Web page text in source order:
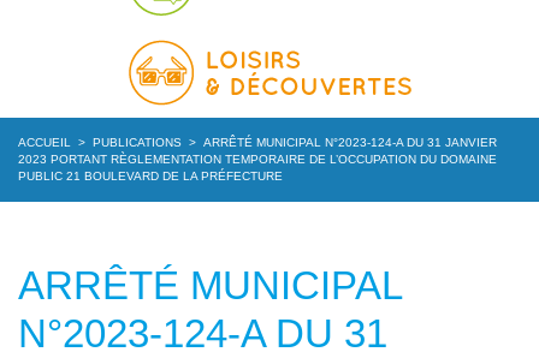
ACCUEIL > PUBLICATIONS > ARRÊTÉ MUNICIPAL N°2023-124-A DU 31 JANVIER
2023 PORTANT RÈGLEMENTATION TEMPORAIRE DE L’OCCUPATION DU DOMAINE
PUBLIC 21 BOULEVARD DE LA PRÉFECTURE
ARRÊTÉ MUNICIPAL
N°2023-124-A DU 31